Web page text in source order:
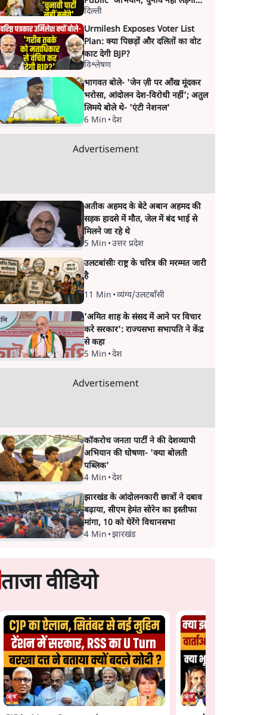
CJP!
दिल्ली
Urmilesh Exposes Voter List
Plan: क्या पिछड़ों और दलितों का वोट
काट देगी BJP?
विश्लेषण
भागवत बोले- 'जेन ज़ी पर आँख मूंदकर
भरोसा, आंदोलन देश-विरोधी नहीं'; अतुल
लिमये बोले थे- 'एंटी नेशनल'
6 Min •देश
Advertisement
अतीक अहमद के बेटे अबान अहमद की
सड़क हादसे में मौत, जेल में बंद भाई से
मिलने जा रहे थे
5 Min •उत्तर प्रदेश
उलटबांसीः राष्ट्र के चरित्र की मरम्मत जारी
है
11 Min •व्यंग्य/उलटबाँसी
'अमित शाह के संसद में आने पर विचार
करे सरकार': राज्यसभा सभापति ने केंद्र
से कहा
5 Min •देश
Advertisement
कॉकरोच जनता पार्टी ने की देशव्यापी
अभियान की घोषणा- 'क्या बोलती
पब्लिक'
4 Min •देश
झारखंड के आंदोलनकारी छात्रों ने दबाव
बढ़ाया, सीएम हेमंत सोरेन का इस्तीफा
मांगा, 10 को घेरेंगे विधानसभा
4 Min •झारखंड
ताजा वीडियो